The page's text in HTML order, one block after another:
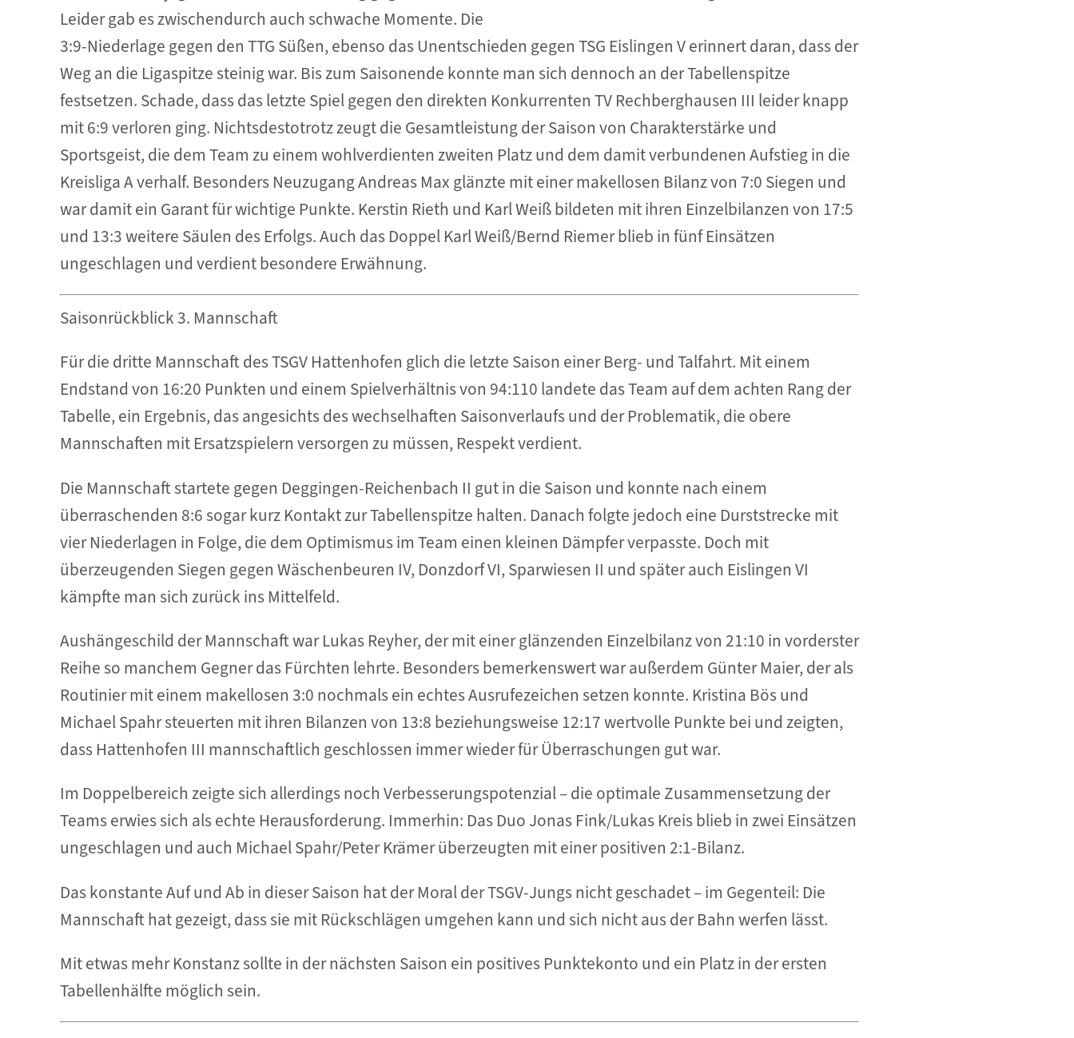
Leider gab es zwischendurch auch schwache Momente. Die
3:9-Niederlage gegen den TTG Süßen, ebenso das Unentschieden gegen TSG Eislingen V erinnert daran, dass der
Weg an die Ligaspitze steinig war. Bis zum Saisonende konnte man sich dennoch an der Tabellenspitze
festsetzen. Schade, dass das letzte Spiel gegen den direkten Konkurrenten TV Rechberghausen III leider knapp
mit 6:9 verloren ging. Nichtsdestotrotz zeugt die Gesamtleistung der Saison von Charakterstärke und
Sportsgeist, die dem Team zu einem wohlverdienten zweiten Platz und dem damit verbundenen Aufstieg in die
Kreisliga A verhalf. Besonders Neuzugang Andreas Max glänzte mit einer makellosen Bilanz von 7:0 Siegen und
war damit ein Garant für wichtige Punkte. Kerstin Rieth und Karl Weiß bildeten mit ihren Einzelbilanzen von 17:5
und 13:3 weitere Säulen des Erfolgs. Auch das Doppel Karl Weiß/Bernd Riemer blieb in fünf Einsätzen
ungeschlagen und verdient besondere Erwähnung.
Saisonrückblick 3. Mannschaft
Für die dritte Mannschaft des TSGV Hattenhofen glich die letzte Saison einer Berg- und Talfahrt. Mit einem
Endstand von 16:20 Punkten und einem Spielverhältnis von 94:110 landete das Team auf dem achten Rang der
Tabelle, ein Ergebnis, das angesichts des wechselhaften Saisonverlaufs und der Problematik, die obere
Mannschaften mit Ersatzspielern versorgen zu müssen, Respekt verdient.
Die Mannschaft startete gegen Deggingen-Reichenbach II gut in die Saison und konnte nach einem
überraschenden 8:6 sogar kurz Kontakt zur Tabellenspitze halten. Danach folgte jedoch eine Durststrecke mit
vier Niederlagen in Folge, die dem Optimismus im Team einen kleinen Dämpfer verpasste. Doch mit
überzeugenden Siegen gegen Wäschenbeuren IV, Donzdorf VI, Sparwiesen II und später auch Eislingen VI
kämpfte man sich zurück ins Mittelfeld.
Aushängeschild der Mannschaft war Lukas Reyher, der mit einer glänzenden Einzelbilanz von 21:10 in vorderster
Reihe so manchem Gegner das Fürchten lehrte. Besonders bemerkenswert war außerdem Günter Maier, der als
Routinier mit einem makellosen 3:0 nochmals ein echtes Ausrufezeichen setzen konnte. Kristina Bös und
Michael Spahr steuerten mit ihren Bilanzen von 13:8 beziehungsweise 12:17 wertvolle Punkte bei und zeigten,
dass Hattenhofen III mannschaftlich geschlossen immer wieder für Überraschungen gut war.
Im Doppelbereich zeigte sich allerdings noch Verbesserungspotenzial – die optimale Zusammensetzung der
Teams erwies sich als echte Herausforderung. Immerhin: Das Duo Jonas Fink/Lukas Kreis blieb in zwei Einsätzen
ungeschlagen und auch Michael Spahr/Peter Krämer überzeugten mit einer positiven 2:1-Bilanz.
Das konstante Auf und Ab in dieser Saison hat der Moral der TSGV-Jungs nicht geschadet – im Gegenteil: Die
Mannschaft hat gezeigt, dass sie mit Rückschlägen umgehen kann und sich nicht aus der Bahn werfen lässt.
Mit etwas mehr Konstanz sollte in der nächsten Saison ein positives Punktekonto und ein Platz in der ersten
Tabellenhälfte möglich sein.